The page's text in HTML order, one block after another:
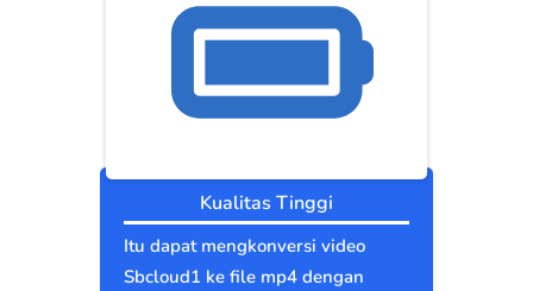
Kualitas Tinggi
Itu dapat mengkonversi video
Sbcloud1 ke file mp4 dengan